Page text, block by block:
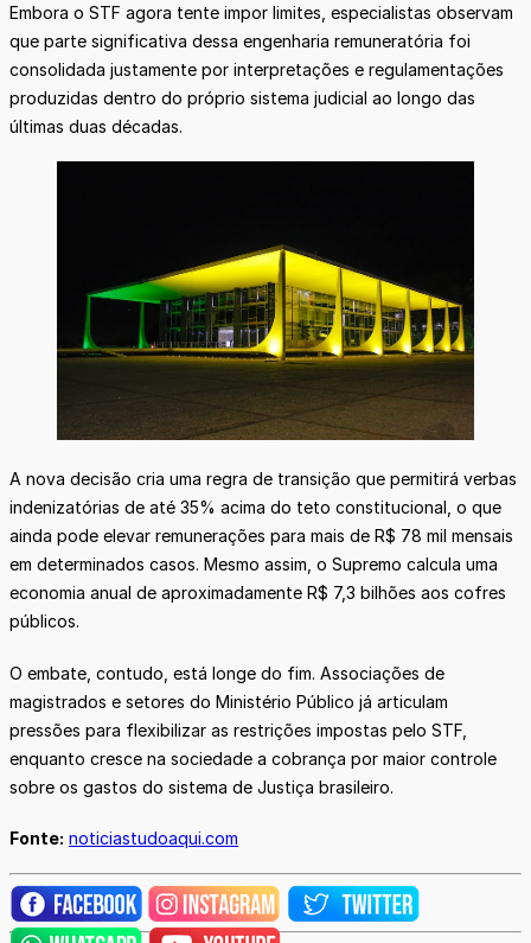
Embora o STF agora tente impor limites, especialistas observam
que parte significativa dessa engenharia remuneratória foi
consolidada justamente por interpretações e regulamentações
produzidas dentro do próprio sistema judicial ao longo das
últimas duas décadas.
A nova decisão cria uma regra de transição que permitirá verbas
indenizatórias de até 35% acima do teto constitucional, o que
ainda pode elevar remunerações para mais de R$ 78 mil mensais
em determinados casos. Mesmo assim, o Supremo calcula uma
economia anual de aproximadamente R$ 7,3 bilhões aos cofres
públicos.
O embate, contudo, está longe do fim. Associações de
magistrados e setores do Ministério Público já articulam
pressões para flexibilizar as restrições impostas pelo STF,
enquanto cresce na sociedade a cobrança por maior controle
sobre os gastos do sistema de Justiça brasileiro.
Fonte: noticiastudoaqui.com